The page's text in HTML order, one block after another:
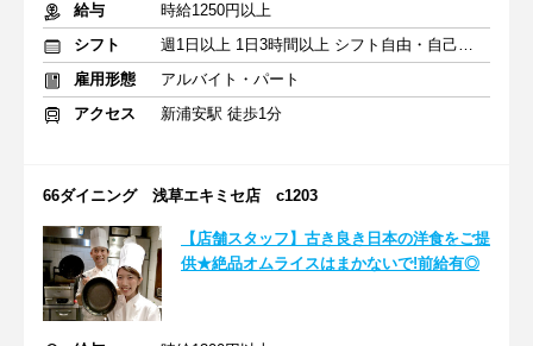
給与
時給1250円以上
シフト
週1日以上 1日3時間以上 シフト自由・自己申告
雇用形態
アルバイト・パート
アクセス
新浦安駅 徒歩1分
66ダイニング 浅草エキミセ店 c1203
【店舗スタッフ】古き良き日本の洋食をご提
供★絶品オムライスはまかないで!前給有◎